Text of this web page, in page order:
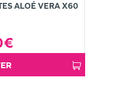
ALOÉ VERA X60